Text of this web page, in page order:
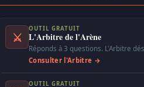
⚔
OUTIL GRATUIT
L'Arbitre de l'Arène
Réponds à 3 questions. L'Arbitre
Consulter l'Arbitre →
OUTIL GRATUIT